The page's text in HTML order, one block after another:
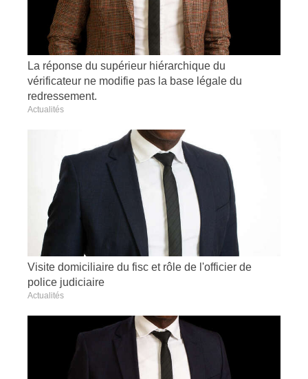
La réponse du supérieur hiérarchique du
vérificateur ne modifie pas la base légale du
redressement.
Actualités
Visite domiciliaire du fisc et rôle de l'officier de
police judiciaire
Actualités